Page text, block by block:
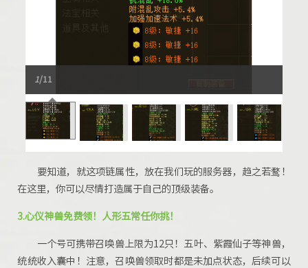
1/11
要知道，就这项链属性， 放在我们玩的服务器，趋之若鹜！
在这里，你可以尽情打造属于自己的顶级装备。
3.心仪神兽免费领！人形五常任你挑！
一个号可携带召唤兽上限为12只！ 五叶、紫霞仙子等神兽，
统统收入囊中 ！ 注意，召唤兽领取时都是未加点状态，后续可以